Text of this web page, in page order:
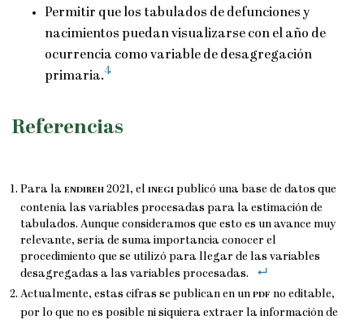
Permitir que los tabulados de defunciones y
nacimientos puedan visualizarse con el año de
ocurrencia como variable de desagregación
primaria.4
Referencias
Para la endireh 2021, el inegi publicó una base de datos que
contenía las variables procesadas para la estimación de
tabulados. Aunque consideramos que esto es un avance muy
relevante, sería de suma importancia conocer el
procedimiento que se utilizó para llegar de las variables
desagregadas a las variables procesadas.
Actualmente, estas cifras se publican en un pdf no editable,
por lo que no es posible ni siquiera extraer la información de